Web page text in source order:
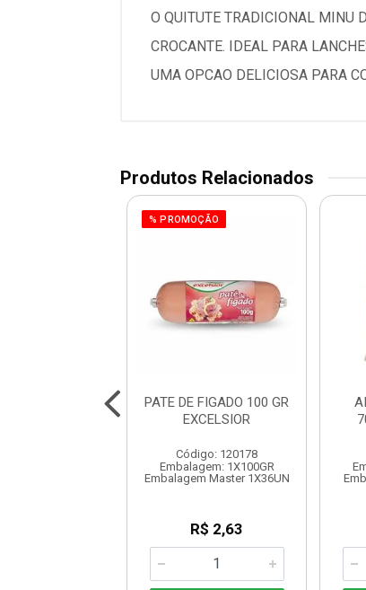
O QUITUTE TRADICIONAL MINU
CROCANTE. IDEAL PARA
UMA OPCAO DELICIOSA PARA
Produtos Relacionados
% PROMOÇÃO
PATE DE FIGADO 100 GR
EXCELSIOR
Código: 120178
Embalagem: 1X100GR
Embalagem Master 1X36UN
R$ 2,63